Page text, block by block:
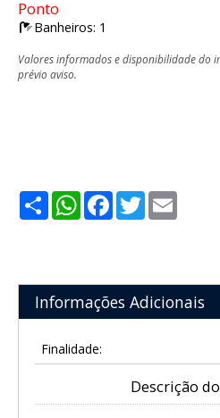
Ponto
Banheiros: 1
Valores informados e disponibilidade do
prévio aviso.
ShareWhatsApp
Facebook
Twitter
Informações Adicionais
Finalidade:
Descrição